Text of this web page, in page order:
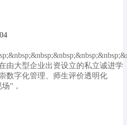
由大型企业出资设立的私立诚进学
数字化管理、师生评价透明化
”，